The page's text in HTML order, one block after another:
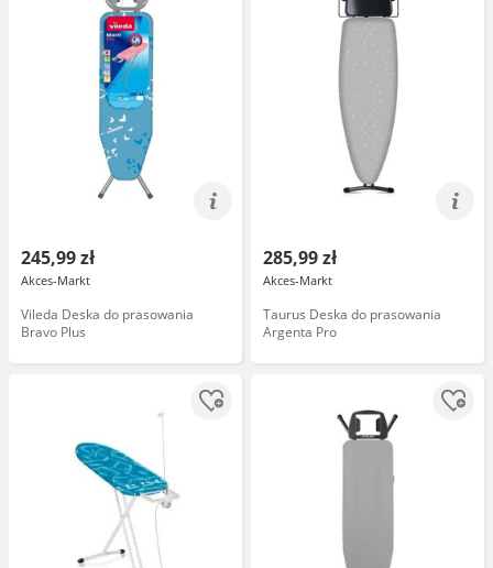
245,99 zł
Akces-Markt
Vileda Deska do prasowania
Bravo Plus
285,99 zł
Akces-Markt
Taurus Deska do prasowania
Argenta Pro